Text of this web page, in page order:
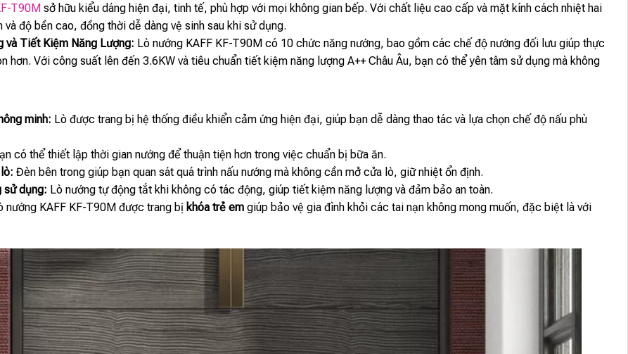
T90M sở hữu kiểu dáng hiện đại, tinh tế, phù hợp với mọi không gian bếp. Với chất liệu cao cấp và mặt kính cách nhiệt hai
và độ bền cao, đồng thời dễ dàng vệ sinh sau khi sử dụng.
và Tiết Kiệm Năng Lượng: Lò nướng KAFF KF-T90M có 10 chức năng nướng, bao gồm các chế độ nướng đối lưu giúp thực
hơn. Với công suất lên đến 3.6KW và tiêu chuẩn tiết kiệm năng lượng A++ Châu Âu, bạn có thể yên tâm sử dụng mà không
minh: Lò được trang bị hệ thống điều khiển cảm ứng hiện đại, giúp bạn dễ dàng thao tác và lựa chọn chế độ nấu phù
có thể thiết lập thời gian nướng để thuận tiện hơn trong việc chuẩn bị bữa ăn.
Đèn bên trong giúp bạn quan sát quá trình nấu nướng mà không cần mở cửa lò, giữ nhiệt ổn định.
sử dụng: Lò nướng tự động tắt khi không có tác động, giúp tiết kiệm năng lượng và đảm bảo an toàn.
nướng KAFF KF-T90M được trang bị khóa trẻ emgiúp bảo vệ gia đình khỏi các tai nạn không mong muốn, đặc biệt là với